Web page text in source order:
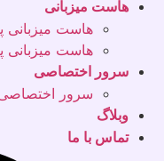
هاست میزبانی
هاست میزبانی
هاست میزبانی
سرور اختصاصی
سرور اختصاصی
وبلاگ
تماس با ما